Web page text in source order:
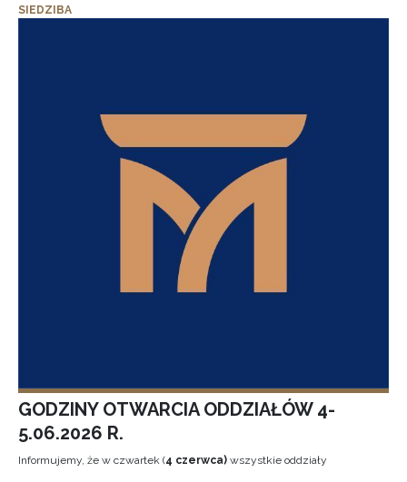
SIEDZIBA
GODZINY OTWARCIA ODDZIAŁÓW 4-
5.06.2026 R.
Informujemy, że w czwartek (4 czerwca) wszystkie oddziały